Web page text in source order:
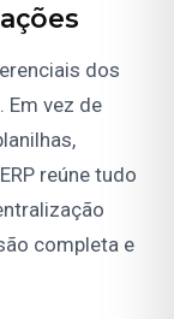
dos
. Em vez de
reúne tudo
completa e